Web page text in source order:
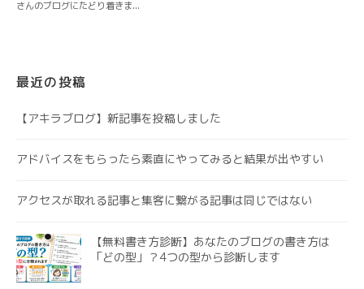
最近の投稿
【アキラブログ】新記事を投稿しました
アドバイスをもらったら素直にやってみると結果が出やすい
アクセスが取れる記事と集客に繋がる記事は同じではない
【無料書き方診断】あなたのブログの書き方は
「どの型」？4つの型から診断します